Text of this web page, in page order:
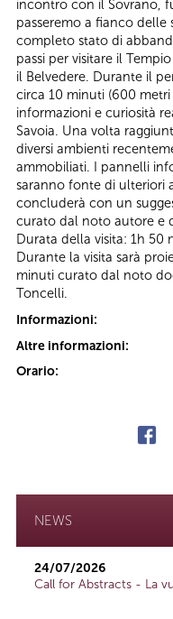
incontro con il Sovrano,
passeremo a fianco
completo stato di
passi per visitare il
il Belvedere. Durante il
circa 10 minuti (600
informazioni e curiosità
Savoia. Una volta
diversi ambienti
ammobiliati. I pannelli
saranno fonte di ulteriori
concluderà con un
curato dal noto autore e
Durata della visita: 1h 50
Durante la visita sarà
minuti curato dal noto
Toncelli.
Informazioni:
Altre informazioni:
Orario:
NEWS
24/07/2026
Call for Abstracts - La